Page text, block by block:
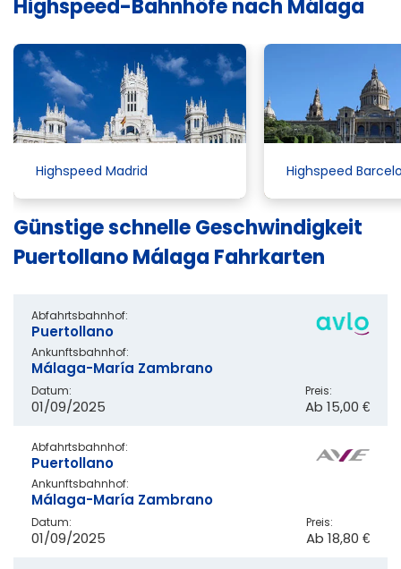
Highspeed-Bahnhöfe nach Málaga
Highspeed Madrid Highspeed
Günstige schnelle Geschwindigkeit
Puertollano Málaga Fahrkarten
Abfahrtsbahnhof:
Puertollano
Ankunftsbahnhof:
Málaga-María Zambrano
Datum:
01/09/2025
Preis:
Ab 15,00 €
Abfahrtsbahnhof:
Puertollano
Ankunftsbahnhof:
Málaga-María Zambrano
Datum:
01/09/2025
Preis:
Ab 18,80 €